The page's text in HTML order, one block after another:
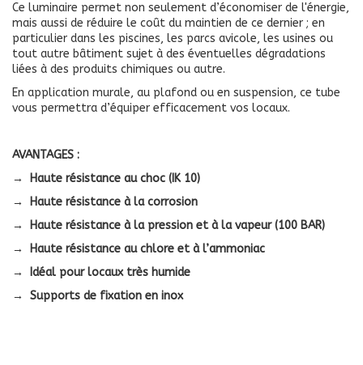
Ce luminaire permet non seulement d’économiser de l'énergie,
mais aussi de réduire le coût du maintien de ce dernier ; en
particulier dans les piscines, les parcs avicole, les usines ou
tout autre bâtiment sujet à des éventuelles dégradations
liées à des produits chimiques ou autre.
En application murale, au plafond ou en suspension, ce tube
vous permettra d’équiper efficacement vos locaux.
AVANTAGES :
→ Haute résistance au choc (IK 10)
→ Haute résistance à la corrosion
→ Haute résistance à la pression et à la vapeur (100 BAR)
→ Haute résistance au chlore et à l’ammoniac
→ Idéal pour locaux très humide
→ Supports de fixation en inox